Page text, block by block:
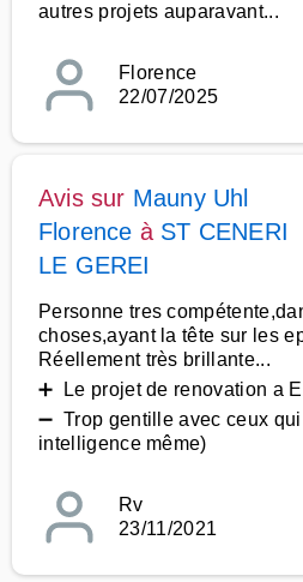
autres projets auparavant...
Florence
22/07/2025
Avis sur Mauny Uhl
Florence à ST CENERI
LE GEREI
Personne tres
choses,ayant la tête sur les
Réellement très brillante...
➕ Le projet de renovation a
➖ Trop gentille avec ceux
intelligence même)
Rv
23/11/2021